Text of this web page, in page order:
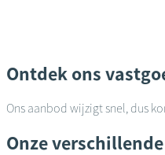
Ontdek ons
Ons aanbod wijzigt snel, dus
Onze